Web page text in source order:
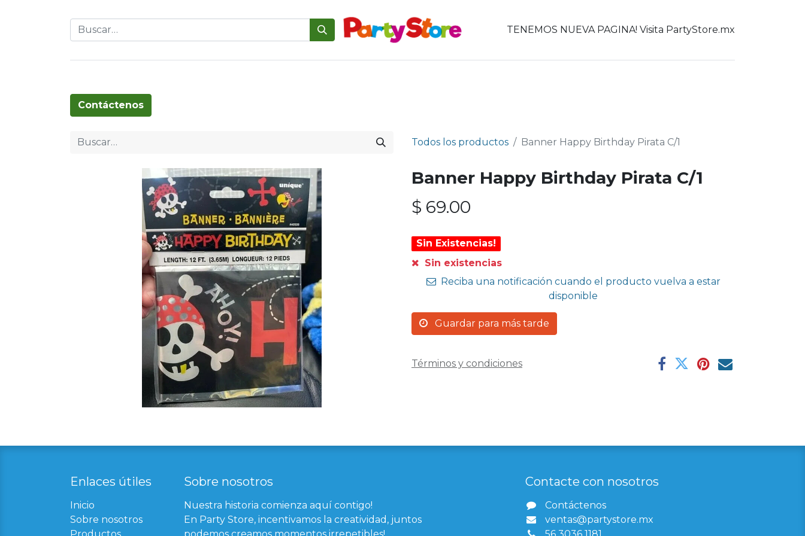
TENEMOS NUEVA PAGINA! Visita PartyStore.mx
Contáctenos
Todos los productos Banner Happy Birthday Pirata C/1
Banner Happy Birthday Pirata C/1
$ 69.00
Sin Existencias!
Sin existencias
Reciba una notificación cuando el producto vuelva a estar
disponible
Guardar para más tarde
Términos y condiciones
Enlaces útil​es
Inicio
Sobre nosotros
Sobre nosotros
Nuestra historia comienza aquí contigo!
En Party Store, incentivamos la creatividad, juntos
Contacte con nosotros
Contáctenos
ventas@partystore.mx